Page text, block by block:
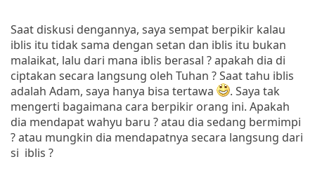
Saat diskusi dengannya, saya sempat berpikir kalau
iblis itu tidak sama dengan setan dan iblis itu bukan
malaikat, lalu dari mana iblis berasal ? apakah dia di
ciptakan secara langsung oleh Tuhan ? Saat tahu iblis
adalah Adam, saya hanya bisa tertawa
. Saya tak
mengerti bagaimana cara berpikir orang ini. Apakah
dia mendapat wahyu baru ? atau dia sedang bermimpi
? atau mungkin dia mendapatnya secara langsung dari
si iblis ?